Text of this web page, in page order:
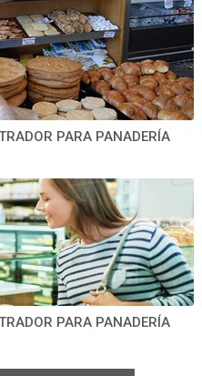
PARA PANADERÍA
PARA PANADERÍA